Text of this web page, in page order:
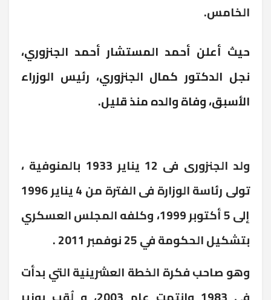
الخامس.
حيث أعلن أحمد المستشار أحمد الجنزوري،
نجل الدكتور كمال الجنزوري، رئيس الوزراء
الأسبق، وفاة والده منذ قليل.​
ولد الجنزورى فى 12 يناير 1933 بالمنوفية ،
تولى رئاسة الوزارة فى الفترة من 4 يناير 1996
إلى 5 أكتوبر 1999، وكلفه المجلس العسكري
بتشكيل الحكومة في 25 نوفمبر 2011 .
وهو صاحب فكرة الخطة العشرينية التي بدأت